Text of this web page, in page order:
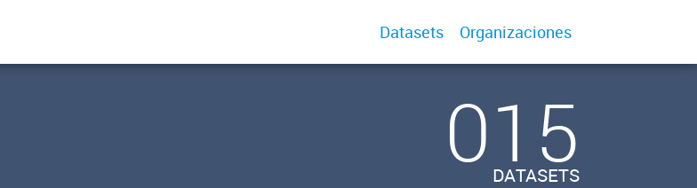
Datasets Organizaciones
015
DATASETS